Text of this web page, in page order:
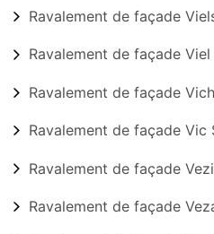
Ravalement de façade
Ravalement de façade
Ravalement de façade
Ravalement de façade Vic
Ravalement de façade
Ravalement de façade